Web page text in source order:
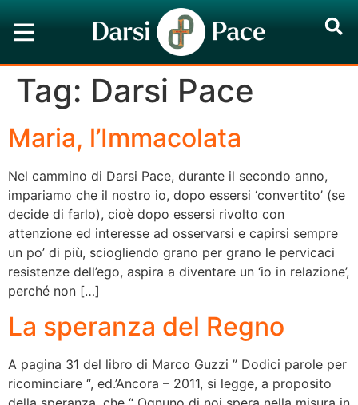
Tag: Darsi Pace
Maria, l’Immacolata
Nel cammino di Darsi Pace, durante il secondo anno,
impariamo che il nostro io, dopo essersi ‘convertito’ (se
decide di farlo), cioè dopo essersi rivolto con
attenzione ed interesse ad osservarsi e capirsi sempre
un po’ di più, sciogliendo grano per grano le pervicaci
resistenze dell’ego, aspira a diventare un ‘io in relazione’,
perché non […]
La speranza del Regno
A pagina 31 del libro di Marco Guzzi ” Dodici parole per
ricominciare “, ed.’Ancora – 2011, si legge, a proposito